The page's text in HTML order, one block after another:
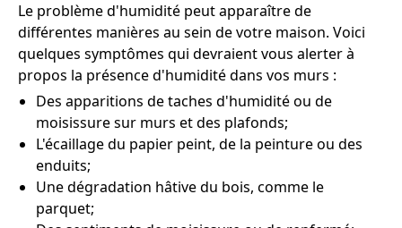
Le problème d'humidité peut apparaître de
différentes manières au sein de votre maison. Voici
quelques symptômes qui devraient vous alerter à
propos la présence d'humidité dans vos murs :
Des apparitions de taches d'humidité ou de
moisissure sur murs et des plafonds;
L'écaillage du papier peint, de la peinture ou des
enduits;
Une dégradation hâtive du bois, comme le
parquet;